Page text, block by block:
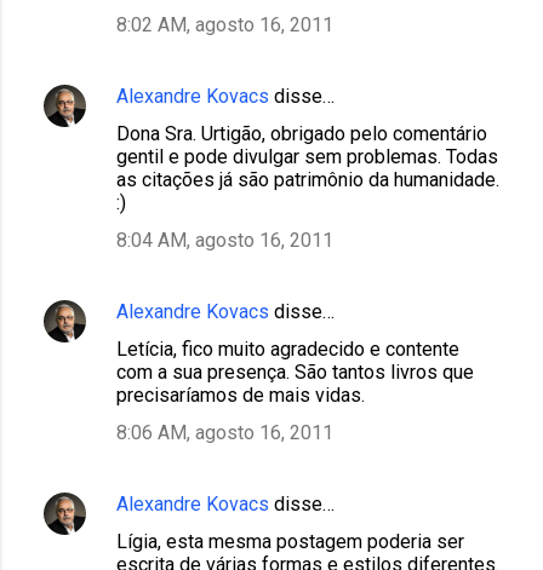
8:02 AM, agosto 16, 2011
Alexandre Kovacs disse…
Dona Sra. Urtigão, obrigado pelo comentário
gentil e pode divulgar sem problemas. Todas
as citações já são patrimônio da humanidade.
:)
8:04 AM, agosto 16, 2011
Alexandre Kovacs disse…
Letícia, fico muito agradecido e contente
com a sua presença. São tantos livros que
precisaríamos de mais vidas.
8:06 AM, agosto 16, 2011
Alexandre Kovacs disse…
Lígia, esta mesma postagem poderia ser
escrita de várias formas e estilos diferentes.